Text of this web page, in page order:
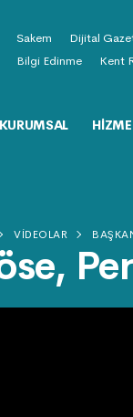
Sakem Dijital
Bilgi Edinme
Kent
KURUMSAL
VIDEOLAR